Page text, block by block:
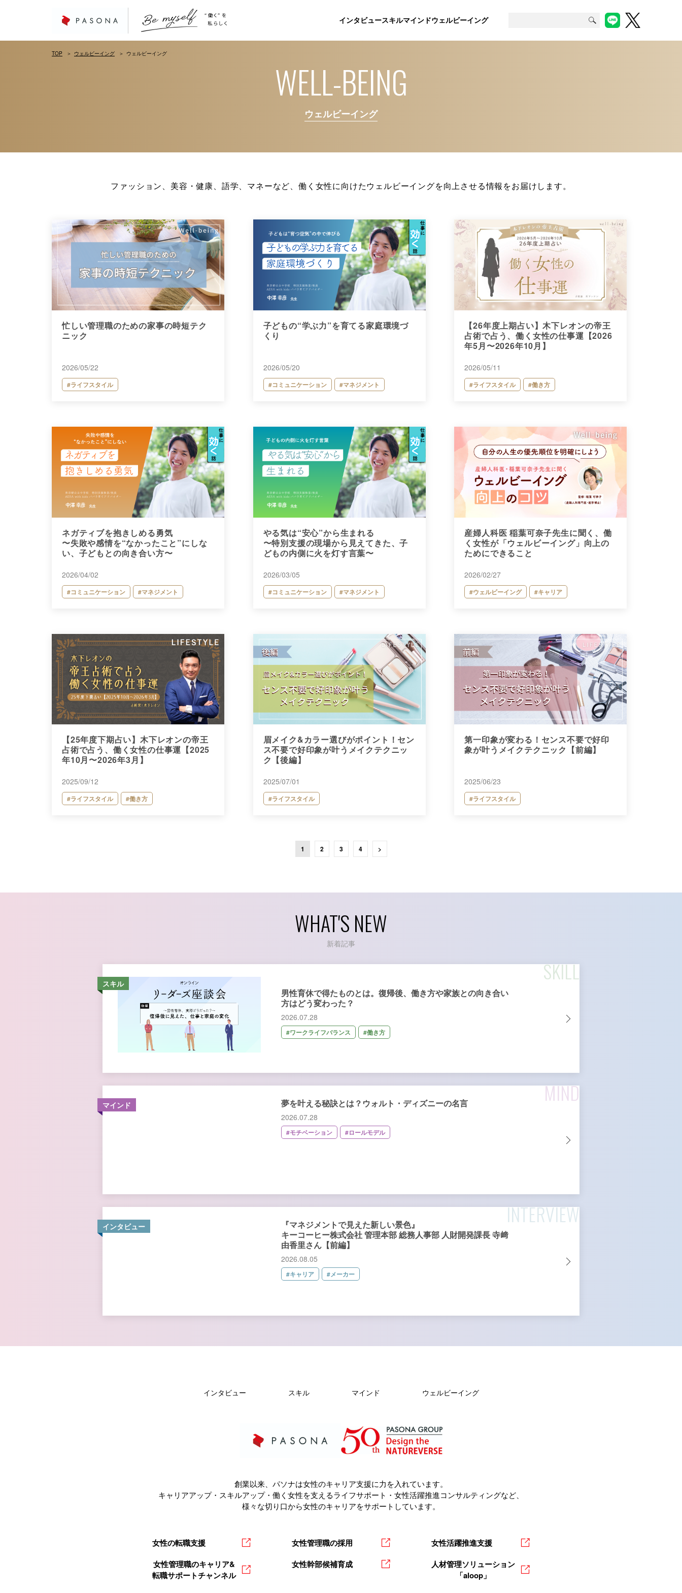
インタビュースキルマインドウェルビーイング
TOP ウェルビーイング ウェルビーイング
WELL-BEING
ウェルビーイング
ファッション、美容・健康、語学、マネーなど、働く女性に向けたウェルビーイングを向上させる情報をお届けします。
忙しい管理職のための家事の時短テク
ニック
2026/05/22
#ライフスタイル
子どもの“学ぶ力”を育てる家庭環境づ
くり
2026/05/20
#コミュニケーション #マネジメント
【26年度上期占い】木下レオンの帝王
占術で占う、働く女性の仕事運【2026
年5月〜2026年10月】
2026/05/11
#ライフスタイル #働き方
ネガティブを抱きしめる勇気
〜失敗や感情を“なかったこと”にしな
い、子どもとの向き合い方〜
2026/04/02
#コミュニケーション #マネジメント
やる気は“安心”から生まれる
〜特別支援の現場から見えてきた、子
どもの内側に火を灯す言葉〜
2026/03/05
#コミュニケーション #マネジメント
産婦人科医 稲葉可奈子先生に聞く、働
く女性が「ウェルビーイング」向上の
ためにできること
2026/02/27
#ウェルビーイング #キャリア
【25年度下期占い】木下レオンの帝王
占術で占う、働く女性の仕事運【2025
年10月〜2026年3月】
2025/09/12
#ライフスタイル #働き方
眉メイク&カラー選びがポイント！セン
ス不要で好印象が叶うメイクテクニッ
ク【後編】
2025/07/01
#ライフスタイル
第一印象が変わる！センス不要で好印
象が叶うメイクテクニック【前編】
2025/06/23
#ライフスタイル
1 2 3 4 >
WHAT'S NEW
新着記事
スキル SKILL
男性育休で得たものとは。復帰後、働き方や家族との向き合い
方はどう変わった？
2026.07.28
#ワークライフバランス #働き方
マインド MIND
夢を叶える秘訣とは？ウォルト・ディズニーの名言
2026.07.28
#モチベーション #ロールモデル
インタビュー INTERVIEW
『マネジメントで見えた新しい景色』
キーコーヒー株式会社 管理本部 総務人事部 人財開発課長 寺﨑
由香里さん【前編】
2026.08.05
#キャリア #メーカー
インタビュー スキル マインド ウェルビーイング
創業以来、パソナは女性のキャリア支援に力を入れています。
キャリアアップ・スキルアップ・働く女性を支えるライフサポート・女性活躍推進コンサルティングなど、
様々な切り口から女性のキャリアをサポートしています。
女性の転職支援 女性管理職の採用
女性活躍推進支援
女性管理職のキャリア&
転職サポートチャンネル
女性幹部候補育成
人材管理ソリューション
「aloop」